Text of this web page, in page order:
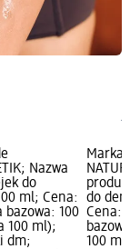
Nazwa
do
ml; Cena:
bazowa: 100
100 ml);
dm;
Marka:
do
Cena:
bazowa:
100 ml);